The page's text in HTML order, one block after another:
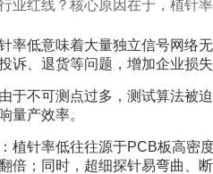
业红线？核心原因在于，植针
针率低意味着大量独立信号网络
诉、退货等问题，增加企业损
由于不可测点过多，测试算法被
量产效率。
：植针率低往往源于PCB板高密
倍；同时，超细探针易弯曲、